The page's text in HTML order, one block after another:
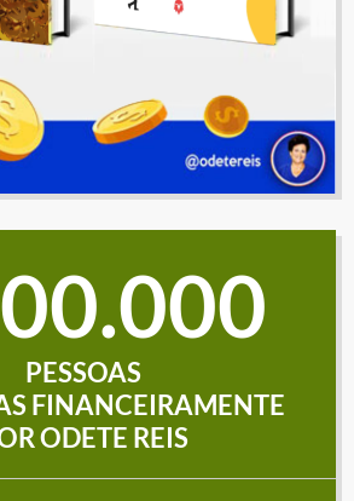
PESSOAS
FINANCEIRAMENTE
ODETE REIS